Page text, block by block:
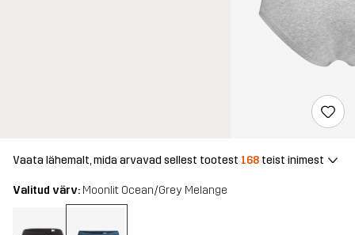
Vaata lähemalt, mida arvavad sellest tootest 168 teist inimest
Valitud värv: Moonlit Ocean/Grey Melange